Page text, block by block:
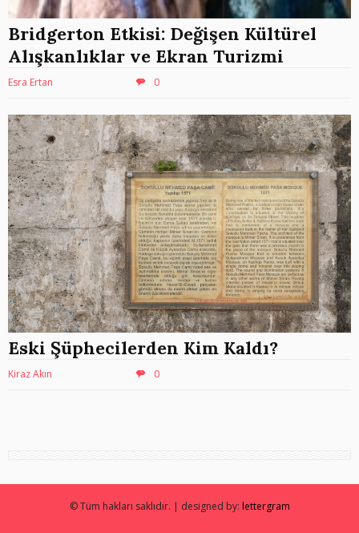
Bridgerton Etkisi: Değişen Kültürel
Alışkanlıklar ve Ekran Turizmi
Esra Ertan 0
Eski Şüphecilerden Kim Kaldı?
Kiraz Akın 0
© Tüm hakları saklıdır. | designed by: lettergram